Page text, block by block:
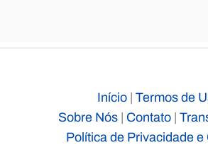
Início | Termos de
Sobre Nós| Contato|
Política de Privacidade e